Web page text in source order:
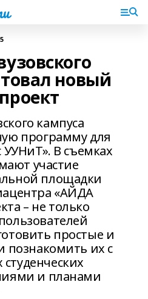
новый
кампуса
программу для
УУНиТ». В съемках
участие
площадки
«АЙДА
– не только
простые и
познакомить их с
и планами